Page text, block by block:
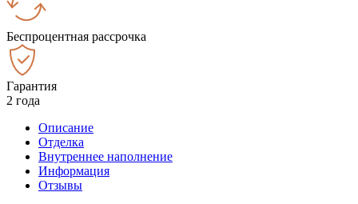
Беспроцентная рассрочка
Гарантия
2 года
Описание
Отделка
Внутреннее наполнение
Информация
Отзывы